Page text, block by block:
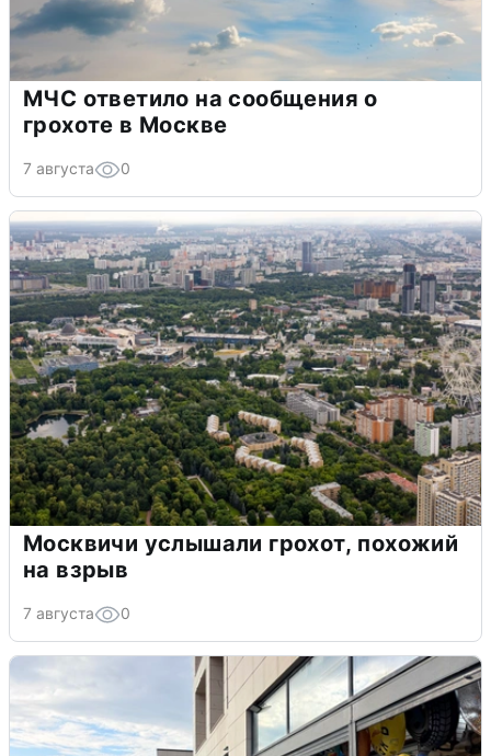
МЧС ответило на сообщения о
грохоте в Москве
7 августа 0
Москвичи услышали грохот, похожий
на взрыв
7 августа 0